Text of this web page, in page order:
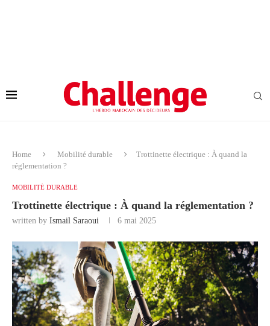
Home Mobilité durable
Trottinette électrique : À quand la
réglementation ?
MOBILITÉ DURABLE
Trottinette électrique : À quand la réglementation ?
written by Ismail Saraoui 6 mai 2025